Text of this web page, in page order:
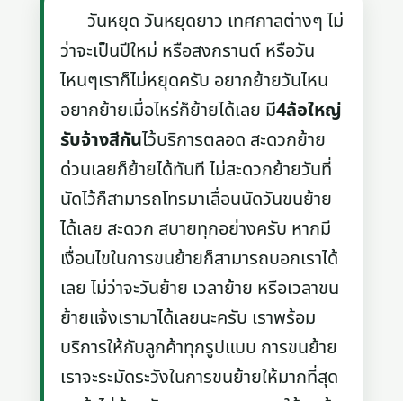
วันหยุด วันหยุดยาว เทศกาลต่างๆ ไม่
ว่าจะเป็นปีใหม่ หรือสงกรานต์ หรือวัน
ไหนๆเราก็ไม่หยุดครับ อยากย้ายวันไหน
อยากย้ายเมื่อไหร่ก็ย้ายได้เลย มี4ล้อใหญ่
รับจ้างสีกันไว้บริการตลอด สะดวกย้าย
ด่วนเลยก็ย้ายได้ทันที ไม่สะดวกย้ายวันที่
นัดไว้ก็สามารถโทรมาเลื่อนนัดวันขนย้าย
ได้เลย สะดวก สบายทุกอย่างครับ หากมี
เงื่อนไขในการขนย้ายก็สามารถบอกเราได้
เลย ไม่ว่าจะวันย้าย เวลาย้าย หรือเวลาขน
ย้ายแจ้งเรามาได้เลยนะครับ เราพร้อม
บริการให้กับลูกค้าทุกรูปแบบ การขนย้าย
เราจะระมัดระวังในการขนย้ายให้มากที่สุด